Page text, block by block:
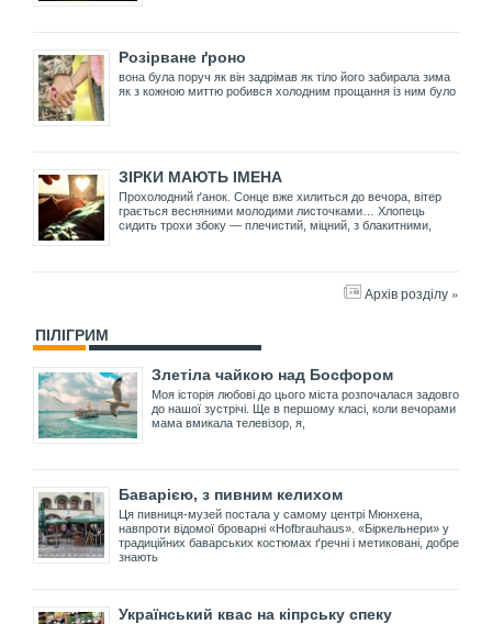
Розірване ґроно
вона була поруч як він задрімав як тіло його забирала зима
як з кожною миттю робився холодним прощання із ним було
ЗІРКИ МАЮТЬ ІМЕНА
Прохолодний ґанок. Сонце вже хилиться до вечора, вітер
грається весняними молодими листочками… Хлопець
сидить трохи збоку — плечистий, міцний, з блакитними,
Архів розділу »
ПІЛІГРИМ
Злетіла чайкою над Босфором
Моя історія любові до цього міста розпочалася задовго
до нашої зустрічі. Ще в першому класі, коли вечорами
мама вмикала телевізор, я,
Баварією, з пивним келихом
Ця пивниця-музей постала у самому центрі Мюнхена,
навпроти відомої броварні «Hofbrauhaus». «Біркельнери» у
традиційних баварських костюмах ґречні і метиковані, добре
знають
Український квас на кіпрську спеку